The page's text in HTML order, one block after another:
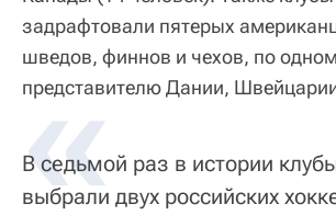
задрафтовали пятерых
шведов, финнов и чехов, по
представителю Дании,
В седьмой раз в истории
выбрали двух российских